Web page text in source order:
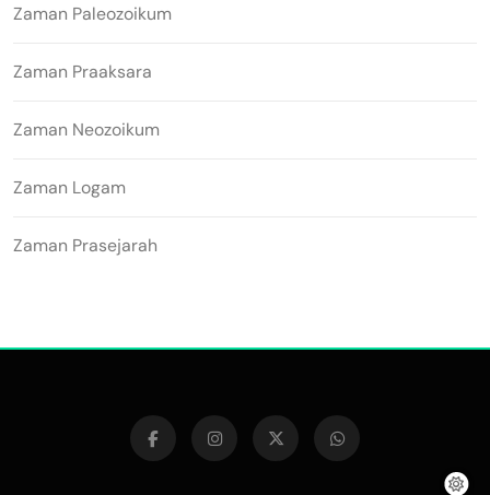
Zaman Paleozoikum
Zaman Praaksara
Zaman Neozoikum
Zaman Logam
Zaman Prasejarah